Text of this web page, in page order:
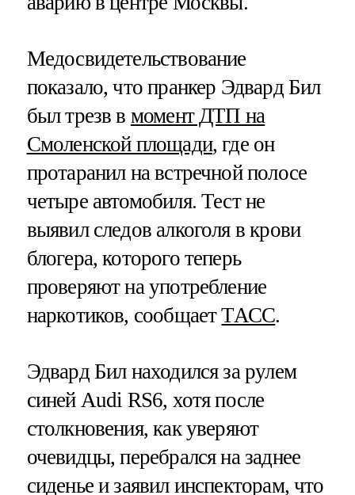
Медосвидетельствование
показало, что пранкер Эдвард Бил
был трезв в момент ДТП на
Смоленской площади, где он
протаранил на встречной полосе
четыре автомобиля. Тест не
выявил следов алкоголя в крови
блогера, которого теперь
проверяют на употребление
наркотиков, сообщаетТАСС.
Эдвард Бил находился за рулем
синей Audi RS6, хотя после
столкновения, как уверяют
очевидцы, перебрался на заднее
сиденье и заявил инспекторам, что